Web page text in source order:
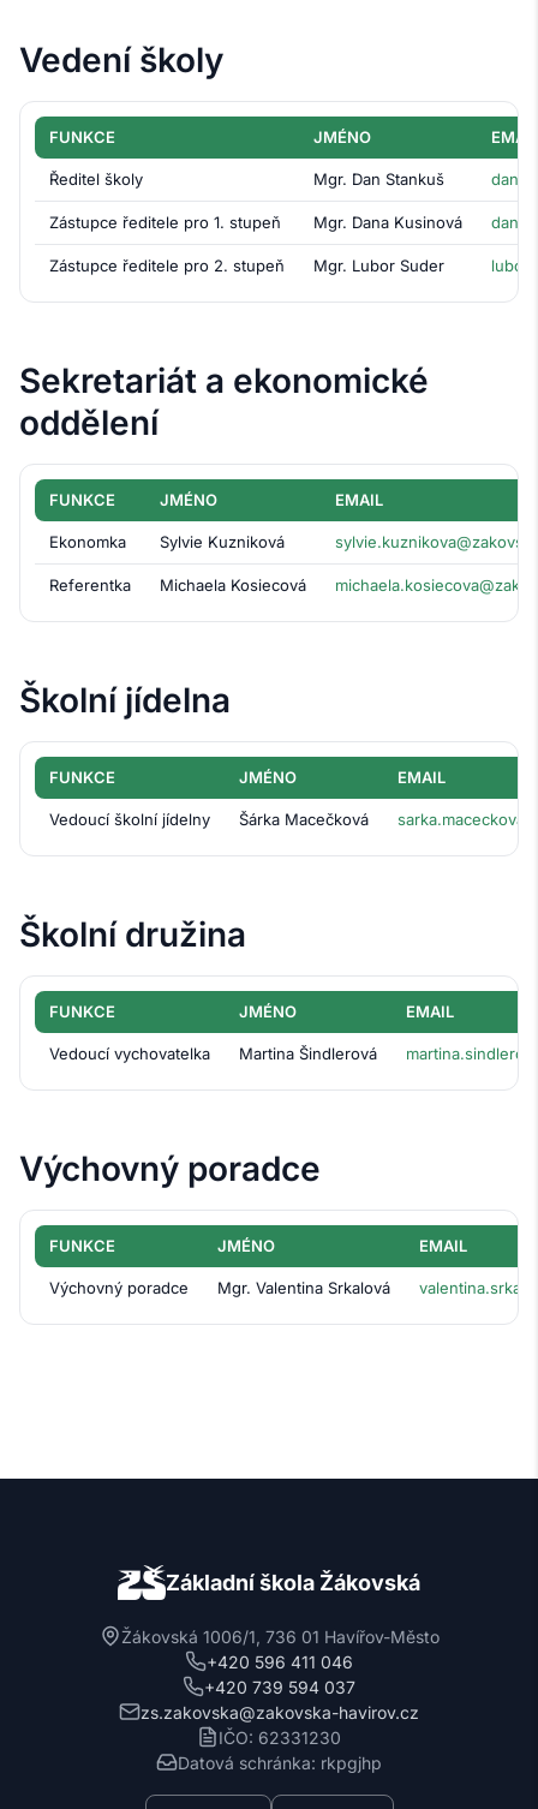
Vedení školy
FUNKCE JMÉNO EMAIL
Ředitel školy Mgr. Dan Stankuš
Zástupce ředitele pro 1. stupeň Mgr. Dana Kusinová
Zástupce ředitele pro 2. stupeň Mgr. Lubor Suder
Sekretariát a ekonomické
oddělení
FUNKCE JMÉNO EMAIL
Ekonomka Sylvie Kuzniková
Referentka Michaela Kosiecová
Školní jídelna
FUNKCE JMÉNO EMAIL
Vedoucí školní jídelny Šárka Macečková
Školní družina
FUNKCE JMÉNO EMAIL
Vedoucí vychovatelka Martina Šindlerová
Výchovný poradce
FUNKCE JMÉNO EMAIL
Výchovný poradce Mgr. Valentina Srkalová
Základní škola Žákovská
Žákovská 1006/1, 736 01 Havířov-Město
+420 596 411 046
+420 739 594 037
zs.zakovska@zakovska-havirov.cz
IČO: 62331230
Datová schránka: rkpgjhp